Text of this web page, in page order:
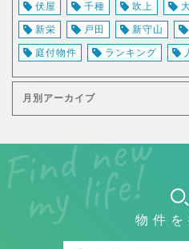
伏屋 千種 吹上
新栄 戸田 新守山
庭付物件 ランキング
月別アーカイブ
物件を